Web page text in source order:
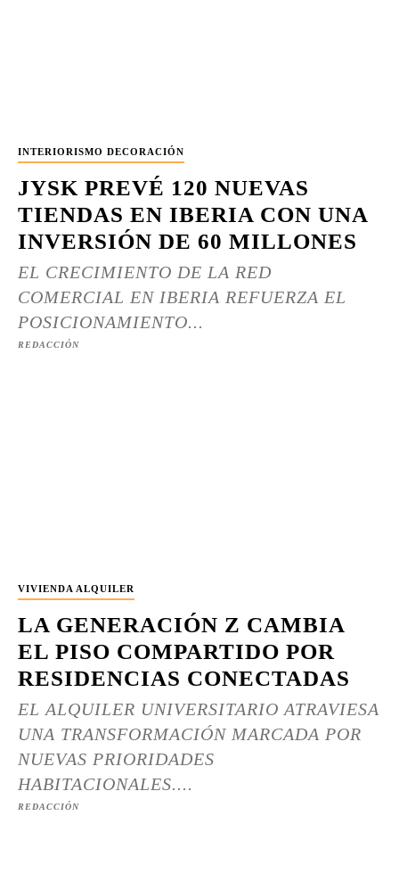
INTERIORISMO DECORACIÓN
JYSK PREVÉ 120 NUEVAS
TIENDAS EN IBERIA CON UNA
INVERSIÓN DE 60 MILLONES
EL CRECIMIENTO DE LA RED
COMERCIAL EN IBERIA REFUERZA EL
POSICIONAMIENTO...
REDACCIÓN
VIVIENDA ALQUILER
LA GENERACIÓN Z CAMBIA
EL PISO COMPARTIDO POR
RESIDENCIAS CONECTADAS
EL ALQUILER UNIVERSITARIO ATRAVIESA
UNA TRANSFORMACIÓN MARCADA POR
NUEVAS PRIORIDADES
HABITACIONALES....
REDACCIÓN